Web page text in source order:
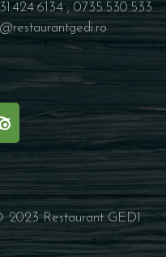
; 0735.530.533
2023 Restaurant GEDI